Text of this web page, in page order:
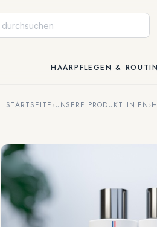
HAARPFLEGEN &
STARTSEITE›UNSERE PRODUKTLINIEN›